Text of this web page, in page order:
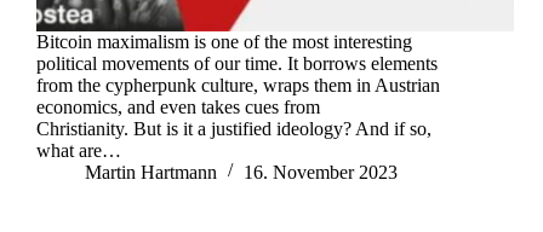
Bitcoin maximalism is one of the most interesting
political movements of our time. It borrows elements
from the cypherpunk culture, wraps them in Austrian
economics, and even takes cues from
Christianity. But is it a justified ideology? And if so,
what are…
Martin Hartmann
16. November 2023